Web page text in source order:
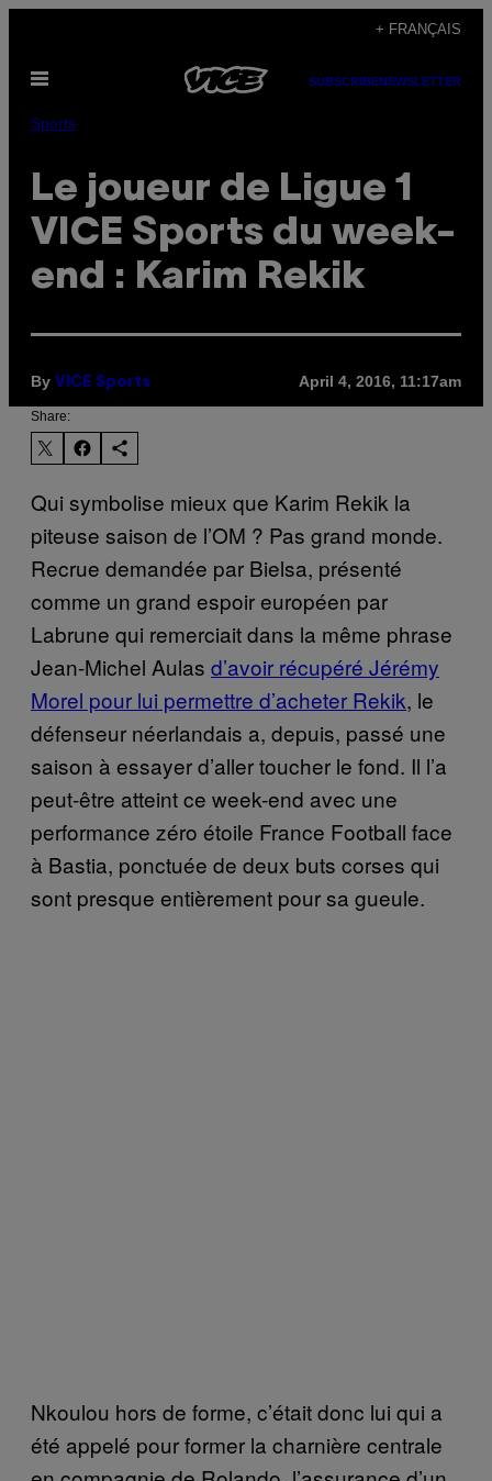
content
+ FRANÇAIS
Open
SUBSCRIBENEWSLETTER
Sports
​Le joueur de Ligue 1
VICE Sports du week-
end : Karim Rekik
By VICE Sports April 4, 2016, 11:17am
Share:
Qui symbolise mieux que Karim Rekik la
piteuse saison de l’OM ? Pas grand monde.
Recrue demandée par Bielsa, présenté
comme un grand espoir européen par
Labrune qui remerciait dans la même phrase
Jean-Michel Aulas d’avoir récupéré Jérémy
Morel pour lui permettre d’acheter Rekik, le
défenseur néerlandais a, depuis, passé une
saison à essayer d’aller toucher le fond. Il l’a
peut-être atteint ce week-end avec une
performance zéro étoile France Football face
à Bastia, ponctuée de deux buts corses qui
sont presque entièrement pour sa gueule.
Nkoulou hors de forme, c’était donc lui qui a
été appelé pour former la charnière centrale